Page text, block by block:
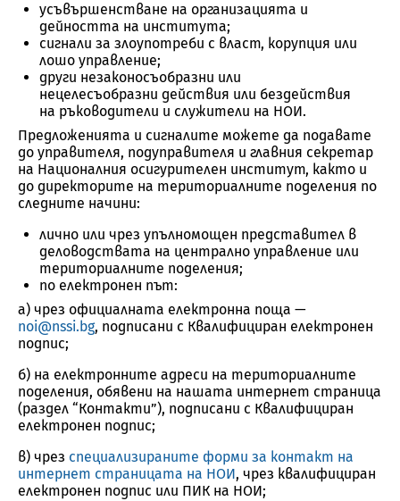
усъвършенстване на организацията и
дейността на института;
сигнали за злоупотреби с власт, корупция или
лошо управление;
други незаконосъобразни или
нецелесъобразни действия или бездействия
на ръководители и служители на НОИ.
Предложенията и сигналите можете да подавате
до управителя, подуправителя и главния секретар
на Националния осигурителен институт, както и
до директорите на териториалните поделения по
следните начини:
лично или чрез упълномощен представител в
деловодствата на централно управление или
териториалните поделения;
по електронен път:
а) чрез официалната електронна поща —
noi@nssi.bg, подписани с Квалифициран електронен
подпис;
б) на електронните адреси на териториалните
поделения, обявени на нашата интернет страница
(раздел “Контакти”), подписани с Квалифициран
електронен подпис;
в) чрез специализираните форми за контакт на
интернет страницата на НОИ, чрез квалифициран
електронен подпис или ПИК на НОИ;